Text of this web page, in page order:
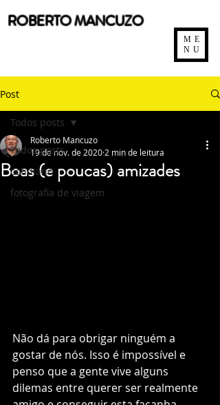
ROBERTO MANCUZO
ME
NU
Post
Todos posts
cotidiano
fotografia de viagem
Todos posts
Boas (e poucas) amizades
Roberto Mancuzo
19 de nov. de 2020 2 min de leitura
Não dá para obrigar ninguém a
gostar de nós. Isso é impossível e
penso que a gente vive alguns
dilemas entre querer ser realmente